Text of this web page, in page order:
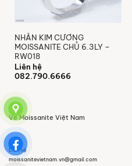
NHẪN KIM CƯƠNG
MOISSANITE CHỦ 6.3LY –
RW018
Liên hệ
082.790.6666
Về Moissanite Việt Nam
Liên hệ
moissanitevietnam.vn@gmail.com